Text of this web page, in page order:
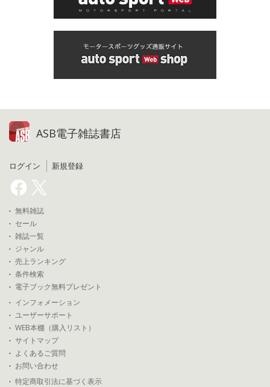
ASB電子雑誌書店
ログイン 新規登録
無料雑誌
セール
雑誌一覧
ジャンル
売上ランキング
条件検索
電子ブック無料プレゼント
インフォメーション
ユーザーサポート
WEB本棚（購入リスト）
サイトマップ
よくあるご質問
お問い合わせ
特定商取引法に基づく表示